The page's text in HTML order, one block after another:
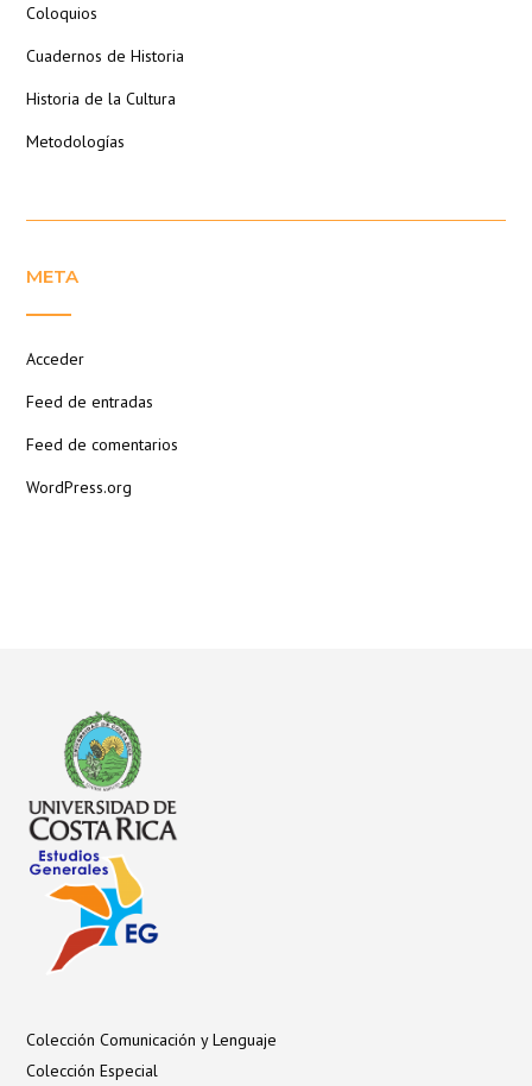
Coloquios
Cuadernos de Historia
Historia de la Cultura
Metodologías
META
Acceder
Feed de entradas
Feed de comentarios
WordPress.org
Colección Comunicación y Lenguaje
Colección Especial